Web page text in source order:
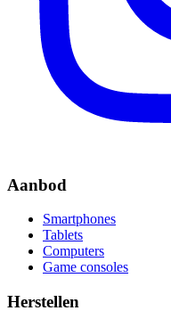
Aanbod
Smartphones
Tablets
Computers
Game consoles
Herstellen